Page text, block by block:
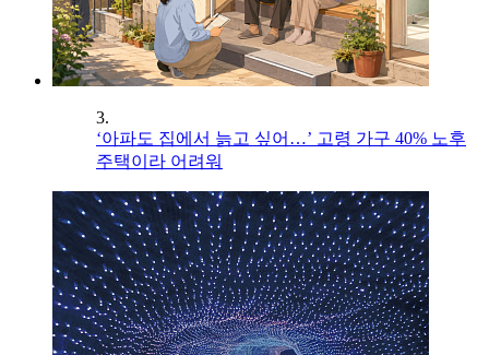
3.
‘아파도 집에서 늙고 싶어…’ 고령 가구 40% 노후
주택이라 어려워